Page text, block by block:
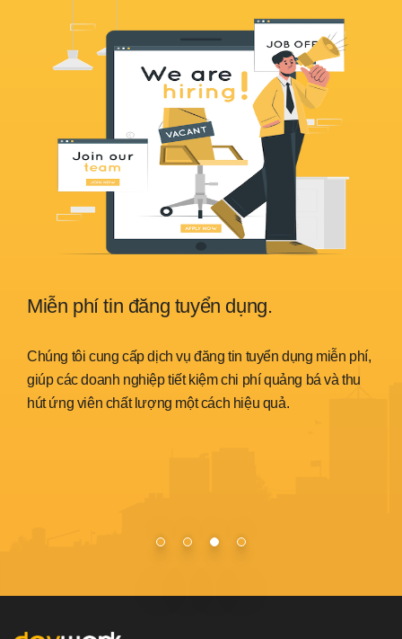
Miễn phí tin đăng tuyển dụng.
Chúng tôi cung cấp dịch vụ đăng tin tuyển dụng miễn phí,
giúp các doanh nghiệp tiết kiệm chi phí quảng bá và thu
hút ứng viên chất lượng một cách hiệu quả.